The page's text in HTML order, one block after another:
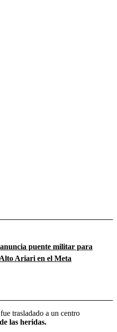
puente militar para
Ariari en el Meta
trasladado a un centro
las heridas.